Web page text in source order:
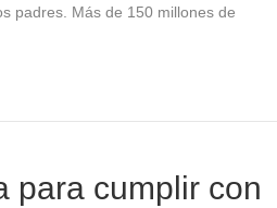
padres. Más de 150 millones de
para cumplir con